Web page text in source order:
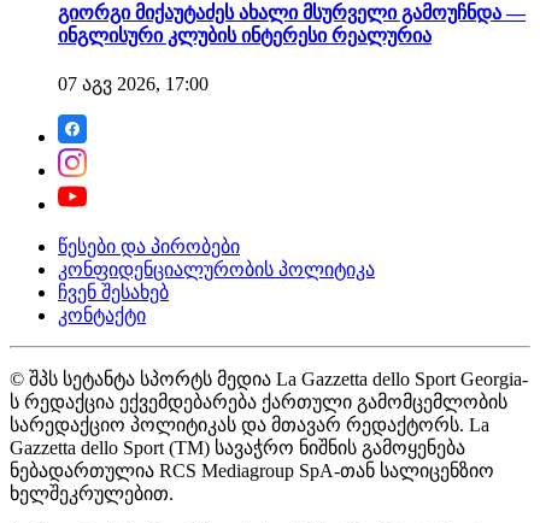
გიორგი მიქაუტაძეს ახალი მსურველი გამოუჩნდა —
ინგლისური კლუბის ინტერესი რეალურია
07 აგვ 2026, 17:00
წესები და პირობები
კონფიდენციალურობის პოლიტიკა
ჩვენ შესახებ
კონტაქტი
© შპს სეტანტა სპორტს მედია La Gazzetta dello Sport Georgia-
ს რედაქცია ექვემდებარება ქართული გამომცემლობის
სარედაქციო პოლიტიკას და მთავარ რედაქტორს. La
Gazzetta dello Sport (TM) სავაჭრო ნიშნის გამოყენება
ნებადართულია RCS Mediagroup SpA-თან სალიცენზიო
ხელშეკრულებით.